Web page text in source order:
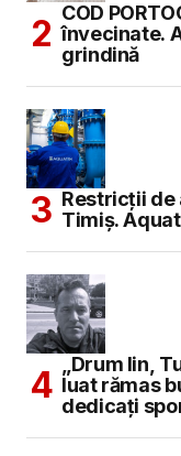
COD
învecinate.
grindină
Restricții de
Timiș.
„Drum lin,
luat rămas
dedicați